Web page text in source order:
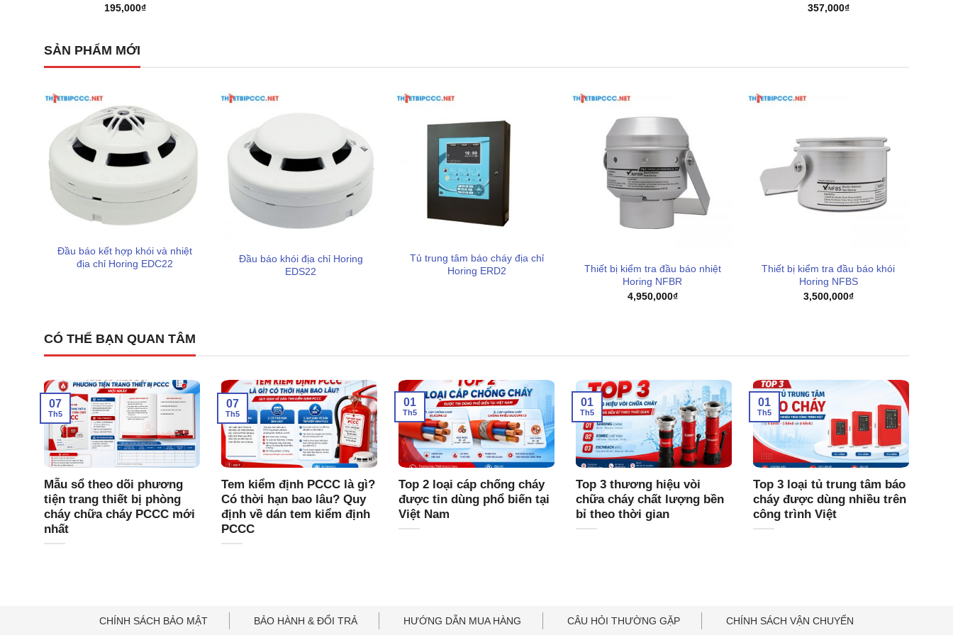
HFM-1
195,000₫ 357,000₫
SẢN PHẨM MỚI
Đầu báo kết hợp khói và nhiệt
địa chỉ Horing EDC22
Đầu báo khói địa chỉ Horing
EDS22
Tủ trung tâm báo cháy địa chỉ
Horing ERD2
Thiết bị kiểm tra đầu báo nhiệt
Horing NFBR
4,950,000₫
Thiết bị kiểm tra đầu báo khói
Horing NFBS
3,500,000₫
CÓ THỂ BẠN QUAN TÂM
Mẫu sổ theo dõi phương
tiện trang thiết bị phòng
cháy chữa cháy PCCC mới
nhất
07
Th5
Tem kiểm định PCCC là gì?
Có thời hạn bao lâu? Quy
định về dán tem kiểm định
PCCC
07
Th5
Top 2 loại cáp chống cháy
được tin dùng phổ biến tại
Việt Nam
01
Th5
Top 3 thương hiệu vòi
chữa cháy chất lượng bền
bỉ theo thời gian
01
Th5
Top 3 loại tủ trung tâm báo
cháy được dùng nhiều trên
công trình Việt
01
Th5
CHÍNH SÁCH BẢO MẬT BẢO HÀNH & ĐỔI TRẢ HƯỚNG DẪN MUA HÀNG CÂU HỎI THƯỜNG GẶP CHÍNH SÁCH VẬN CHUYỂN